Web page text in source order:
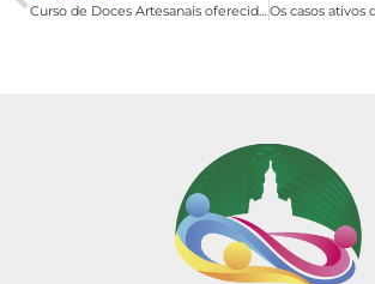
Curso de Doces Artesanais oferecido pelo SENAR em parceria com o CRAS.